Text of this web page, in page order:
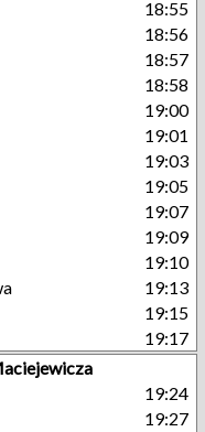
18:55
18:56
18:57
18:58
19:00
19:01
19:03
19:05
19:07
19:09
19:10
19:13
19:15
19:17
19:24
19:27